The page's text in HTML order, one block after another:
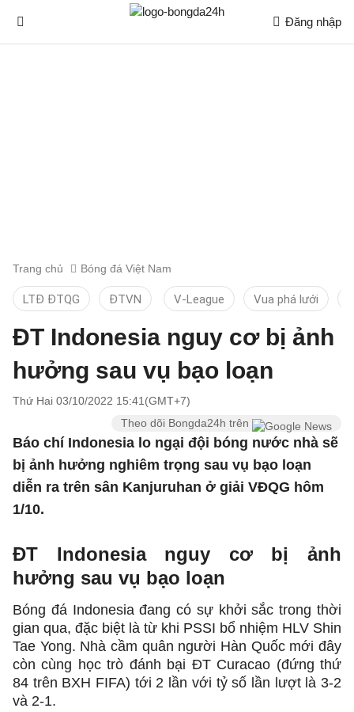
Đăng nhập
Trang chủ Bóng đá Việt Nam
LTĐ ĐTQG ĐTVN V-League Vua phá lưới
ĐT Indonesia nguy cơ bị ảnh
hưởng sau vụ bạo loạn
Thứ Hai 03/10/2022 15:41(GMT+7)
Theo dõi Bongda24h trên
Báo chí Indonesia lo ngại đội bóng nước nhà sẽ
bị ảnh hưởng nghiêm trọng sau vụ bạo loạn
diễn ra trên sân Kanjuruhan ở giải VĐQG hôm
1/10.
ĐT Indonesia nguy cơ bị ảnh
hưởng sau vụ bạo loạn
Bóng đá Indonesia đang có sự khởi sắc trong thời
gian qua, đặc biệt là từ khi PSSI bổ nhiệm HLV Shin
Tae Yong. Nhà cầm quân người Hàn Quốc mới đây
còn cùng học trò đánh bại ĐT Curacao (đứng thứ
84 trên BXH FIFA) tới 2 lần với tỷ số lần lượt là 3-2
và 2-1.